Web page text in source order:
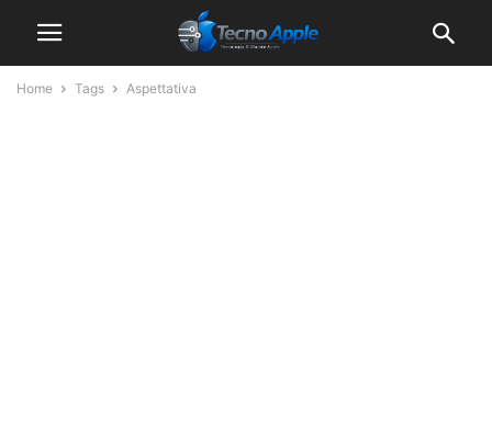
Home Tags Aspettativa